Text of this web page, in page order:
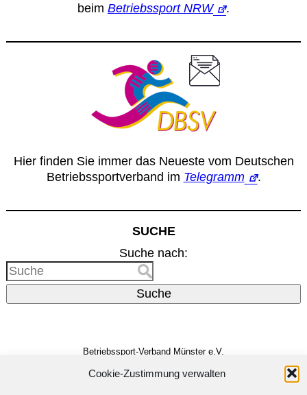
Cookie-Zustimmung verwalten
beim Betriebssport NRW .
Hier finden Sie immer das Neueste vom Deutschen
Betriebssportverband im Telegramm .
SUCHE
Suche nach:
Suche
Betriebssport-Verband Münster e.V.
48159 Münster